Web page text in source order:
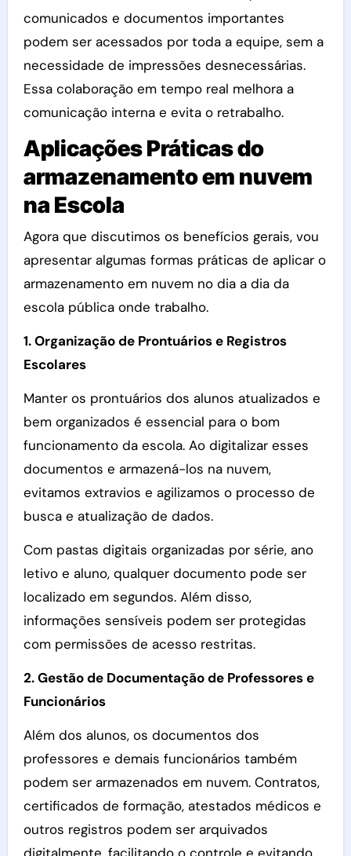
comunicados e documentos importantes
podem ser acessados por toda a equipe, sem a
necessidade de impressões desnecessárias.
Essa colaboração em tempo real melhora a
comunicação interna e evita o retrabalho.
Aplicações Práticas do
armazenamento em nuvem
na Escola
Agora que discutimos os benefícios gerais, vou
apresentar algumas formas práticas de aplicar o
armazenamento em nuvem no dia a dia da
escola pública onde trabalho.
1. Organização de Prontuários e Registros
Escolares
Manter os prontuários dos alunos atualizados e
bem organizados é essencial para o bom
funcionamento da escola. Ao digitalizar esses
documentos e armazená-los na nuvem,
evitamos extravios e agilizamos o processo de
busca e atualização de dados.
Com pastas digitais organizadas por série, ano
letivo e aluno, qualquer documento pode ser
localizado em segundos. Além disso,
informações sensíveis podem ser protegidas
com permissões de acesso restritas.
2. Gestão de Documentação de Professores e
Funcionários
Além dos alunos, os documentos dos
professores e demais funcionários também
podem ser armazenados em nuvem. Contratos,
certificados de formação, atestados médicos e
outros registros podem ser arquivados
digitalmente, facilitando o controle e evitando